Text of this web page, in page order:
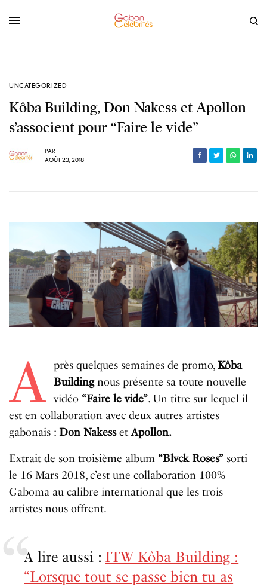
UNCATEGORIZED
Kôba Building, Don Nakess et Apollon
s’associent pour “Faire le vide”
PAR
AOÛT 23, 2018
A près quelques semaines de promo, Kôba
Buildingnous présente sa toute nouvelle
vidéo “Faire le vide”. Un titre sur lequel il
est en collaboration avec deux autres artistes
gabonais : Don NakessetApollon.
Extrait de son troisième album “Blvck Roses” sorti
le 16 Mars 2018, c’est une collaboration 100%
Gaboma au calibre international que les trois
artistes nous offrent.
A lire aussi : ITW Kôba Building :
“Lorsque tout se passe bien tu as